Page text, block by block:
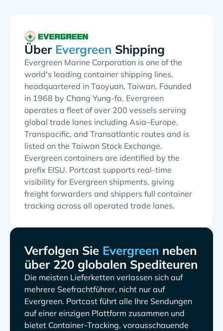
Über Shipping
Evergreen Marine Corporation is one of the
world's leading container shipping lines,
headquartered in Taoyuan, Taiwan. Founded
in 1968 by Chang Yung-fa, Evergreen
operates a fleet of over 200 vessels serving
global trade lanes including Asia–Europe,
Transpacific, and Transatlantic routes and is
listed on the Taiwan Stock Exchange.
Evergreen containers are identified by the
prefix EISU. Portcast supports real-time
visibility for Evergreen shipments, giving
freight forwarders and shippers full container
tracking across all operated trade lanes.
Verfolgen Sie
neben
über 220 globalen Spediteuren
Die meisten Lieferketten verlassen sich auf
mehrere Seefrachtführer, nicht nur auf
. Portcast führt alle Ihre Sendungen
auf einer einzigen Plattform zusammen und
bietet Container-Tracking, vorausschauende